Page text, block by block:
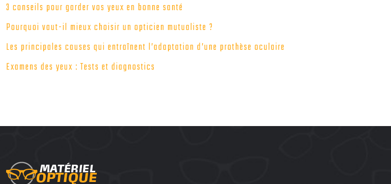
3 conseils pour garder vos yeux en bonne santé
Pourquoi vaut-il mieux choisir un opticien mutualiste ?
Les principales causes qui entraînent l’adaptation d’une prothèse oculaire
Examens des yeux : Tests et diagnostics